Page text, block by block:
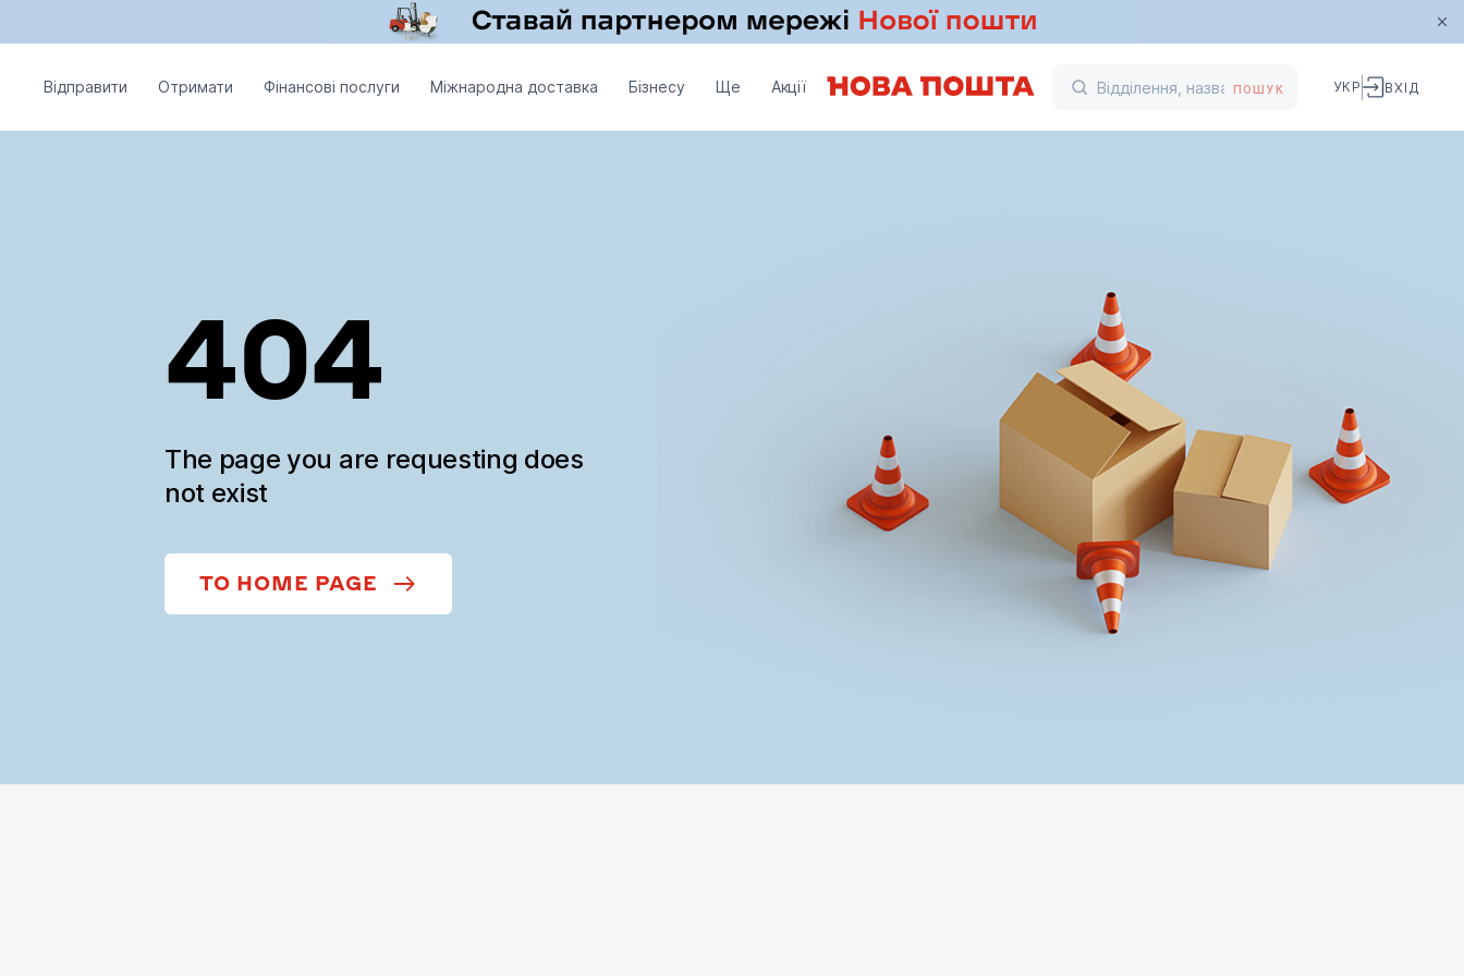
Відправити Отримати Фінансові послуги Міжнародна доставка Бізнесу Ще Акції ПОШУК УКР ВХІД
404
The page you are requesting does
not exist
TO HOME PAGE